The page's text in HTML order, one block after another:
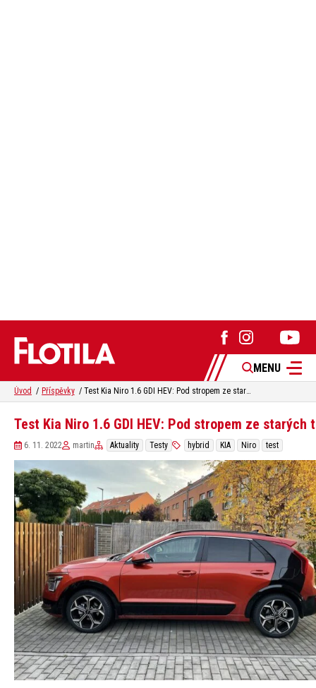
MENU
Úvod Příspěvky Test Kia Niro 1.6 GDI HEV: Pod stropem ze starých tapet
Test Kia Niro 1.6 GDI HEV: Pod stropem ze starých
6. 11. 2022 martin Aktuality Testy hybrid KIA Niro test